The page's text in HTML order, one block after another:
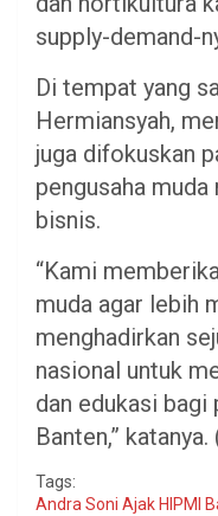
supply-demand-
Di tempat yang
Hermiansyah,
juga difokuskan
pengusaha
bisnis.
“Kami
muda agar lebih
menghadirkan
nasional untuk
dan edukasi bagi
Banten,”
Tags:
Andra Soni Ajak HIPMI